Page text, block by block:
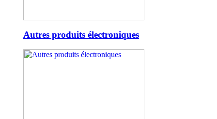
Autres produits électroniques